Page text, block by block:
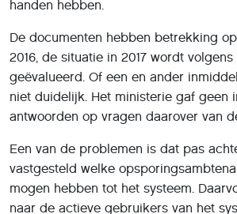
handen hebben.
De documenten hebben betrekking
2016, de situatie in 2017 wordt
geëvalueerd. Of een en ander
niet duidelijk. Het ministerie gaf geen
antwoorden op vragen daarover van
Een van de problemen is dat pas
vastgesteld welke
mogen hebben tot het systeem.
naar de actieve gebruikers van het